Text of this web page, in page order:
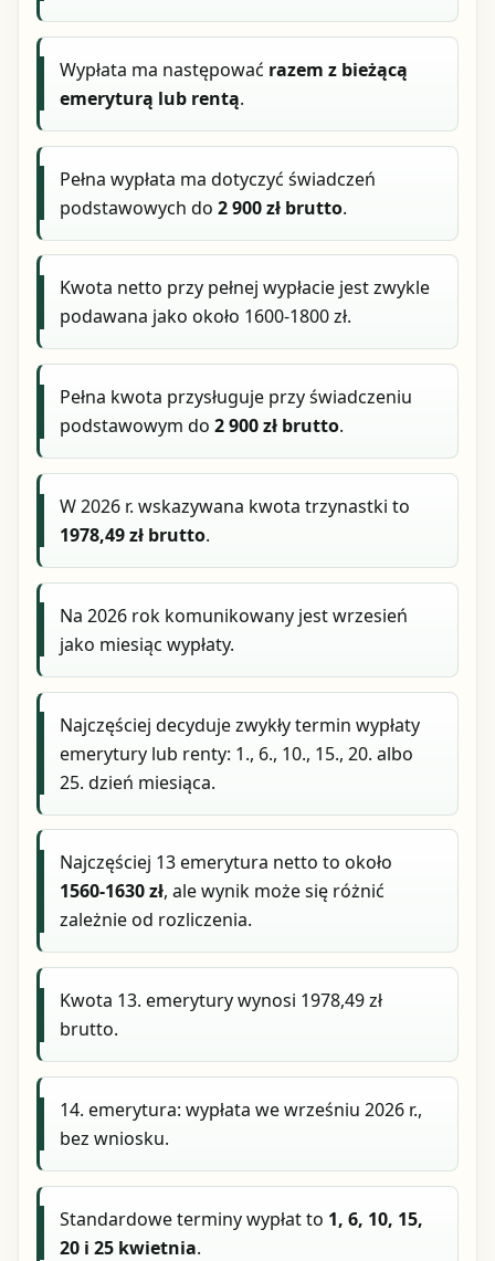
Wypłata ma następować razem z bieżącą
emeryturą lub rentą.
Pełna wypłata ma dotyczyć świadczeń
podstawowych do2 900 zł brutto.
Kwota netto przy pełnej wypłacie jest zwykle
podawana jako około 1600-1800 zł.
Pełna kwota przysługuje przy świadczeniu
podstawowym do2 900 zł brutto.
W 2026 r. wskazywana kwota trzynastki to
1978,49 zł brutto.
Na 2026 rok komunikowany jest wrzesień
jako miesiąc wypłaty.
Najczęściej decyduje zwykły termin wypłaty
emerytury lub renty: 1., 6., 10., 15., 20. albo
25. dzień miesiąca.
Najczęściej 13 emerytura netto to około
1560-1630 zł, ale wynik może się różnić
zależnie od rozliczenia.
Kwota 13. emerytury wynosi 1978,49 zł
brutto.
14. emerytura: wypłata we wrześniu 2026 r.,
bez wniosku.
Standardowe terminy wypłat to 1, 6, 10, 15,
20 i 25 kwietnia.